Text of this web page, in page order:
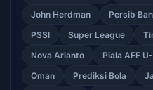
John Herdman
Persib
PSSI
Super League
Nova Arianto
Piala AFF
Oman
Prediksi Bola